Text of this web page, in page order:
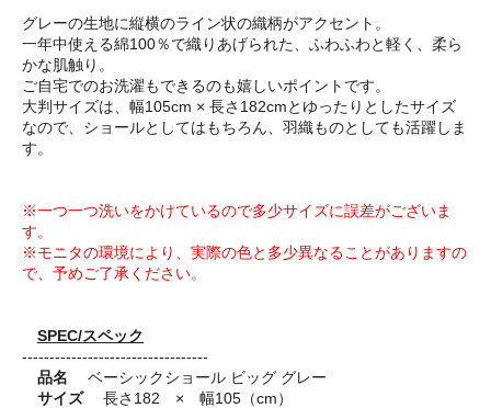
グレーの生地に縦横のライン状の織柄がアクセント。
一年中使える綿100％で織りあげられた、ふわふわと軽く、柔ら
かな肌触り。
ご自宅でのお洗濯もできるのも嬉しいポイントです。
大判サイズは、幅105cm × 長さ182cmとゆったりとしたサイズ
なので、ショールとしてはもちろん、羽織ものとしても活躍しま
す。
※一つ一つ洗いをかけているので多少サイズに誤差がございま
す。
※モニタの環境により、実際の色と多少異なることがありますの
で、予めご了承ください。
SPEC/スペック
----------------------------------
品名
ベーシックショール ビッグ グレー
サイズ長さ182 × 幅105（cm）